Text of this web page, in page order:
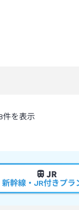
件を表示
新幹線・JR付きプラ